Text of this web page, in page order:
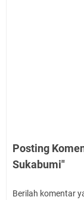
Posting
Sukabumi"
Berilah komentar